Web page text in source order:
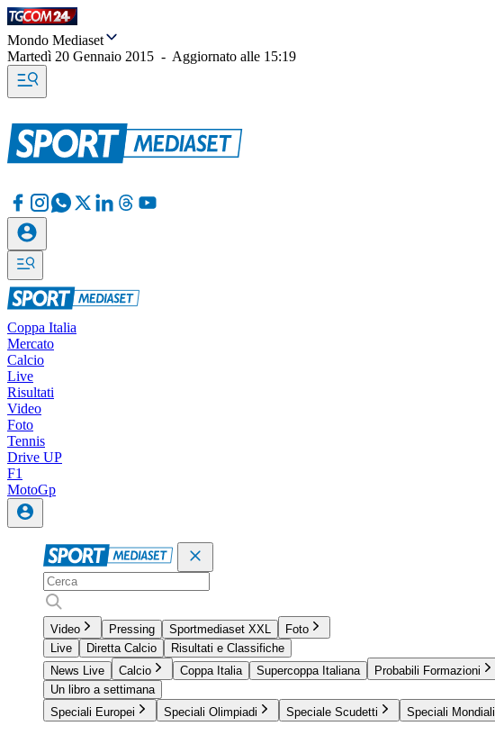
Mondo Mediaset
Martedì 20 Gennaio 2015 - Aggiornato alle 15:19
Coppa Italia
Mercato
Calcio
Live
Risultati
Video
Foto
Tennis
Drive UP
F1
MotoGp
Video Pressing Sportmediaset XXL
Foto
Live
Diretta Calcio
Risultati e Classifiche
News Live
Calcio Coppa Italia Supercoppa Italiana Probabili Formazioni
Un libro a settimana
Speciali Europei
Speciali Olimpiadi Speciale Scudetti Speciali Mondiali